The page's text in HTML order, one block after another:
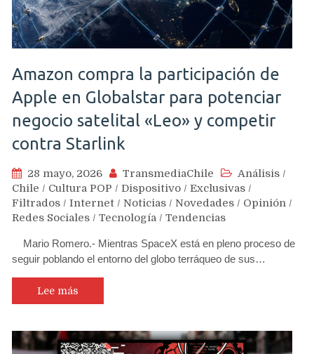
Amazon compra la participación de
Apple en Globalstar para potenciar
negocio satelital «Leo» y competir
contra Starlink
28 mayo, 2026 TransmediaChile Análisis /
Chile / Cultura POP / Dispositivo / Exclusivas /
Filtrados / Internet / Noticias / Novedades / Opinión /
Redes Sociales / Tecnología / Tendencias
Mario Romero.- Mientras SpaceX está en pleno proceso de
seguir poblando el entorno del globo terráqueo de sus…
Lee más